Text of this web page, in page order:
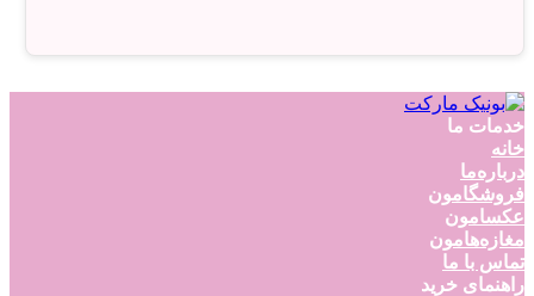
خدمات ما
خانه
درباره‌ما
فروشگامون
عکسامون
مغازه‌هامون
تماس با ما
راهنمای خرید